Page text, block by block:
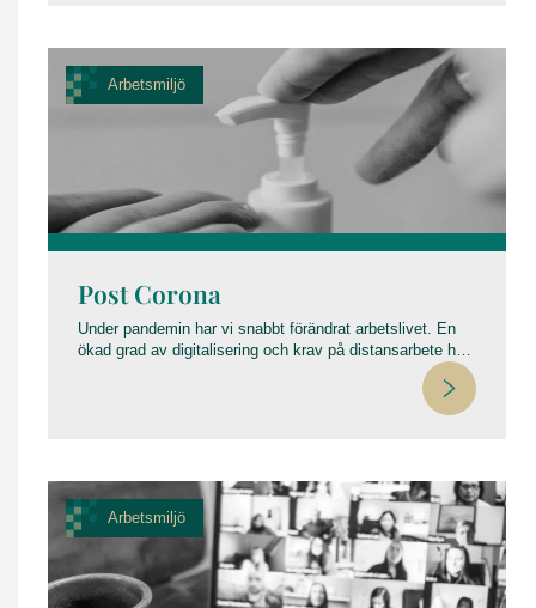
som arbetsgivare med stöd i lag hantera dessa?
Arbetsmiljö
Post Corona
Under pandemin har vi snabbt förändrat arbetslivet. En
ökad grad av digitalisering och krav på distansarbete har
skapat ett förändrat arbetsliv och nya frågeställningen
Arbetsmiljö